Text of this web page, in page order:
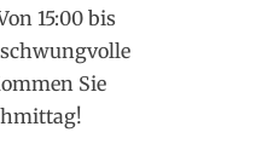
15:00 bis
Sie